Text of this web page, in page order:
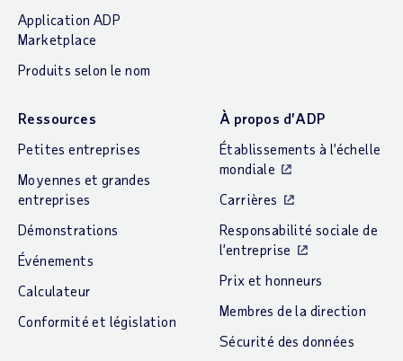
Application ADP
Marketplace
Produits selon le nom
Ressources
Petites entreprises
Moyennes et grandes
entreprises
Démonstrations
Événements
Calculateur
Conformité et législation
À propos d’ADP
Établissements à l’échelle
mondiale
Carrières
Responsabilité sociale de
l’entreprise
Prix et honneurs
Membres de la direction
Sécurité des données